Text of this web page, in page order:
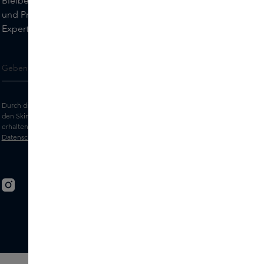
und Produkte und holen Sie sich Tipps von unseren Skins
Experts.
Durch die Eingabe Ihrer E-Mail-Adresse erklären Sie sich damit einverstanden,
den Skins-Newsletter und personalisierte Marketingnachrichten per E-Mail zu
erhalten. Sehen Sie sich unsere
Datenschutz